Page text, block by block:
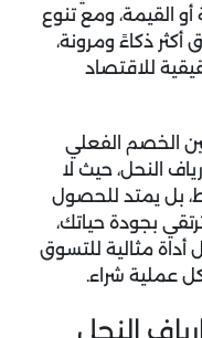
القيمة، ومع تنوع
ذكاءً ومرونة،
للاقتصاد
الخصم الفعلي
النحل، حيث لا
بل يمتد للحصول
بجودة حياتك،
مثالية للتسوق
عملية شراء.
النحل